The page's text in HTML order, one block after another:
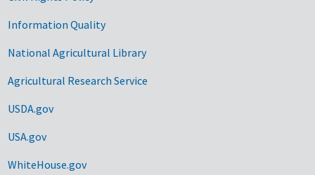
Information Quality
National Agricultural Library
Agricultural Research Service
USDA.gov
USA.gov
WhiteHouse.gov